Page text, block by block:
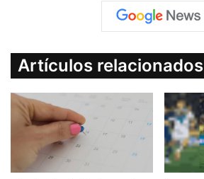
Artículos relacionados